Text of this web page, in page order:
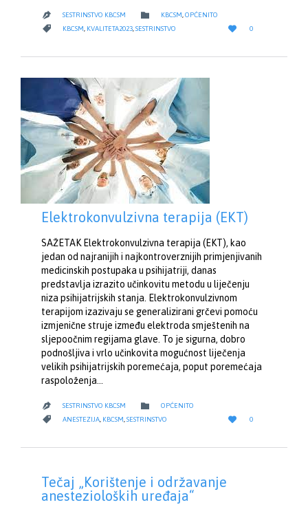
 SESTRINSTVO KBCSM  CATEGORY
KBCSM OPĆENITO
 CATEGORY
KBCSM KVALITETA2023 SESTRINSTVO 
LOVE
IT
0
Elektrokonvulzivna terapija (EKT)
SAŽETAK Elektrokonvulzivna terapija (EKT), kao
jedan od najranijih i najkontroverznijih primjenjivanih
medicinskih postupaka u psihijatriji, danas
predstavlja izrazito učinkovitu metodu u liječenju
niza psihijatrijskih stanja. Elektrokonvulzivnom
terapijom izazivaju se generalizirani grčevi pomoću
izmjenične struje između elektroda smještenih na
sljepoočnim regijama glave. To je sigurna, dobro
podnošljiva i vrlo učinkovita mogućnost liječenja
velikih psihijatrijskih poremećaja, poput poremećaja
raspoloženja…
 SESTRINSTVO KBCSM  CATEGORY
OPĆENITO
 CATEGORY
ANESTEZIJA KBCSM SESTRINSTVO 
LOVE
IT
0
Tečaj „Korištenje i održavanje
anestezioloških uređaja“